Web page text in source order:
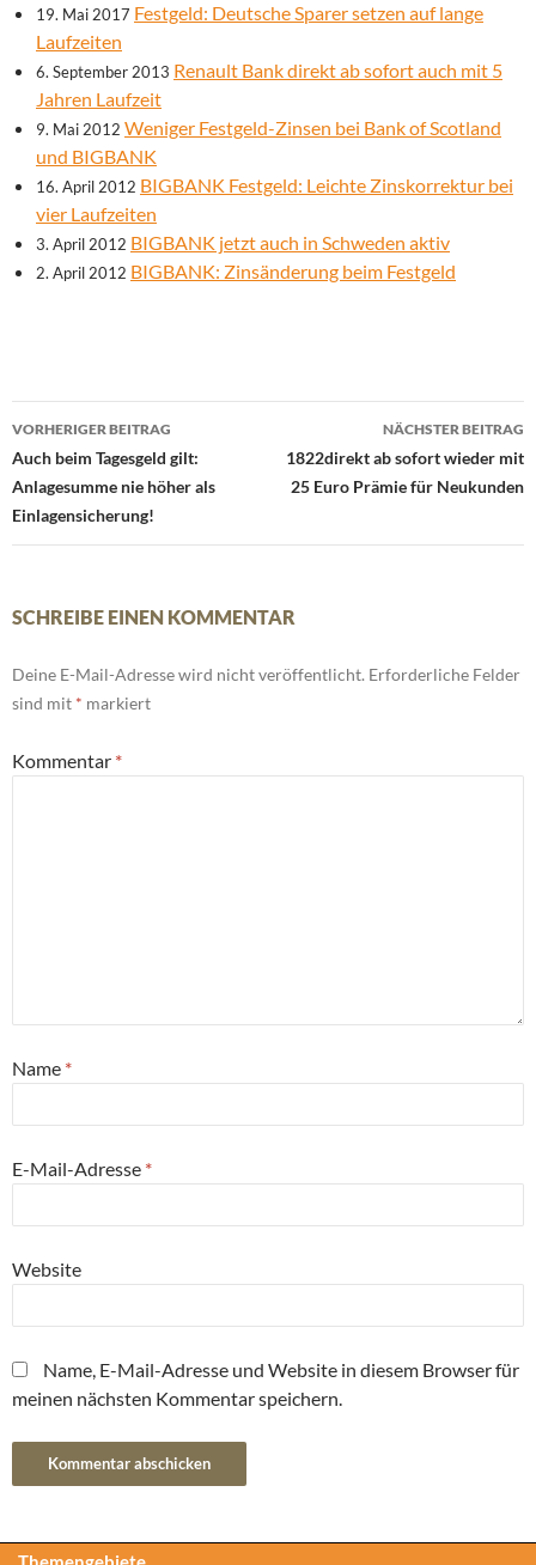
19. Mai 2017 Festgeld: Deutsche Sparer setzen auf lange
Laufzeiten
6. September 2013 Renault Bank direkt ab sofort auch mit 5
Jahren Laufzeit
9. Mai 2012 Weniger Festgeld-Zinsen bei Bank of Scotland
und BIGBANK
16. April 2012 BIGBANK Festgeld: Leichte Zinskorrektur bei
vier Laufzeiten
3. April 2012 BIGBANK jetzt auch in Schweden aktiv
2. April 2012 BIGBANK: Zinsänderung beim Festgeld
Beitrags-
Navigation
VORHERIGER BEITRAG
Auch beim Tagesgeld gilt:
Anlagesumme nie höher als
Einlagensicherung!
NÄCHSTER BEITRAG
1822direkt ab sofort wieder mit
25 Euro Prämie für Neukunden
SCHREIBE EINEN KOMMENTAR
Deine E-Mail-Adresse wird nicht veröffentlicht. Erforderliche Felder
sind mit * markiert
Kommentar *
Name *
E-Mail-Adresse *
Website
Name, E-Mail-Adresse und Website in diesem Browser für
meinen nächsten Kommentar speichern.